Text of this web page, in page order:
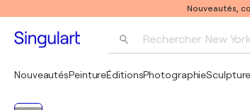
Nouveautés,
Rechercher New York
NouveautésPeintureÉditionsPhotographie